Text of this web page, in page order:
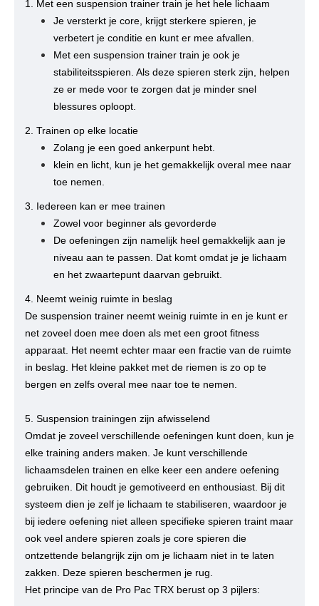
1. Met een suspension trainer train je ​het hele lichaam
Je versterkt je core, krijgt sterkere spieren, je
verbetert je conditie en kunt er mee afvallen.
Met een suspension trainer train je ook je
stabiliteitsspieren. Als deze spieren sterk zijn, helpen
ze er mede voor te zorgen dat je minder snel
blessures oploopt.
​2. Trainen op elke locatie
Zolang je een goed ankerpunt hebt.
klein en licht, kun je het gemakkelijk overal mee naar
toe nemen.
3. Iedereen kan er mee trainen
Zowel voor beginner als gevorderde
De oefeningen zijn namelijk heel gemakkelijk aan je
niveau aan te passen. Dat komt omdat je je lichaam
en het zwaartepunt daarvan gebruikt.
4. Neemt weinig ruimte in beslag
De suspension trainer neemt weinig ruimte in en je kunt er
net zoveel doen mee doen als met een groot fitness
apparaat. Het neemt echter maar een fractie van de ruimte
in beslag. Het kleine pakket met de riemen is zo op te
bergen en zelfs overal mee naar toe te nemen.
5. ​Suspension trainingen zijn afwisselend
Omdat je zoveel verschillende oefeningen kunt doen, kun je
elke training anders maken. Je kunt verschillende
lichaamsdelen trainen en elke keer een andere oefening
gebruiken. Dit houdt je gemotiveerd en enthousiast. Bij dit
systeem dien je zelf je lichaam te stabiliseren, waardoor je
bij iedere oefening niet alleen specifieke spieren traint maar
ook veel andere spieren zoals je core spieren die
ontzettende belangrijk zijn om je lichaam niet in te laten
zakken. Deze spieren beschermen je rug.
Het principe van de Pro Pac TRX berust op 3 pijlers: